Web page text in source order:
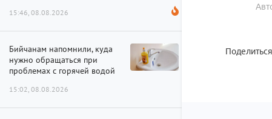
15:46, 08.08.2026
Бийчанам напомнили, куда
нужно обращаться при
проблемах с горячей водой
15:02, 08.08.2026